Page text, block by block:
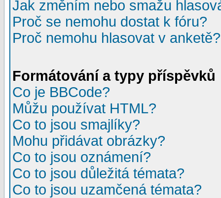
Jak změním nebo smažu
Proč se nemohu dostat k fóru?
Proč nemohu hlasovat v anketě?
Formátování a typy příspěvků
Co je BBCode?
Můžu používat HTML?
Co to jsou smajlíky?
Mohu přidávat obrázky?
Co to jsou oznámení?
Co to jsou důležitá témata?
Co to jsou uzamčená témata?